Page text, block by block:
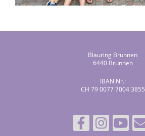
Blauring Brunnen
6440 Brunnen
IBAN Nr.:
CH 79 0077 7004 3855